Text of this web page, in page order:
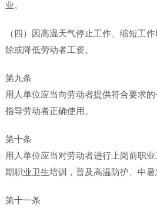
业。
（四）因高温天气停止工作、缩短工
除或降低劳动者工资。
第九条
用人单位应当向劳动者提供符合要求
指导劳动者正确使用。
第十条
用人单位应当对劳动者进行上岗前职
期职业卫生培训，普及高温防护、中暑
第十一条